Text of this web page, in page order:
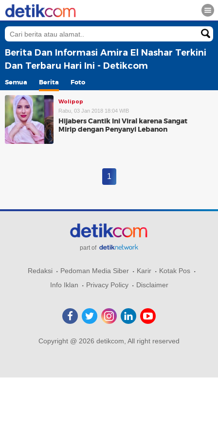
Berita Dan Informasi Amira El Nashar Terkini
Dan Terbaru Hari Ini - Detikcom
Semua Berita Foto
Wolipop
Rabu, 03 Jan 2018 18:04 WIB
Hijabers Cantik Ini Viral karena Sangat
Mirip dengan Penyanyi Lebanon
1
part of
Redaksi Pedoman Media Siber Karir
Kotak Pos
Info Iklan
Privacy Policy Disclaimer
Copyright @ 2026 detikcom, All right reserved